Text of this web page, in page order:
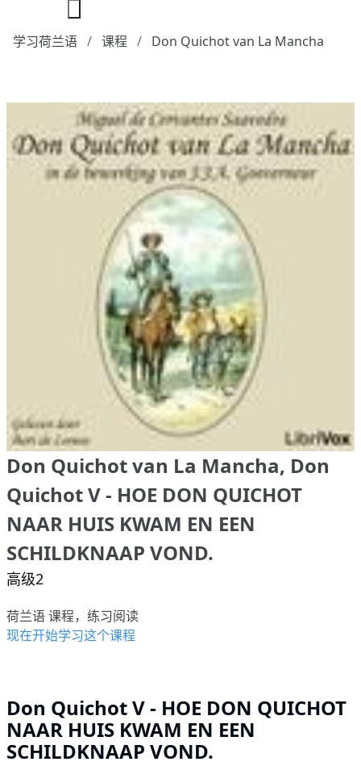
学习荷兰语 课程 Don Quichot van La Mancha
Don Quichot van La Mancha, Don
Quichot V - HOE DON QUICHOT
NAAR HUIS KWAM EN EEN
SCHILDKNAAP VOND.
高级2
荷兰语 课程，练习阅读
现在开始学习这个课程
Don Quichot V - HOE DON QUICHOT
NAAR HUIS KWAM EN EEN
SCHILDKNAAP VOND.